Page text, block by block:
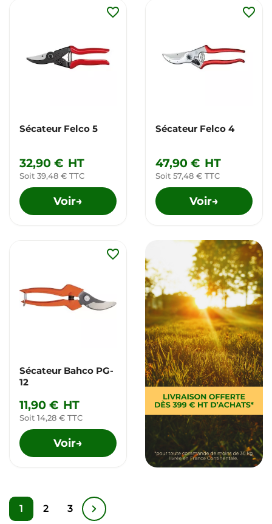
Sécateur Felco 5
32,90 € HT
Soit 39,48 € TTC
Voir→
favorite_border
Sécateur Felco 4
47,90 € HT
Soit 57,48 € TTC
Voir→
favorite_border
Sécateur Bahco PG-
12
11,90 € HT
Soit 14,28 € TTC
Voir→
favorite_border
1 2 3